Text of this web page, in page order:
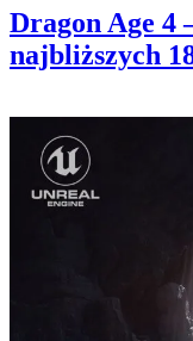
Dragon Age 4
najbliższych